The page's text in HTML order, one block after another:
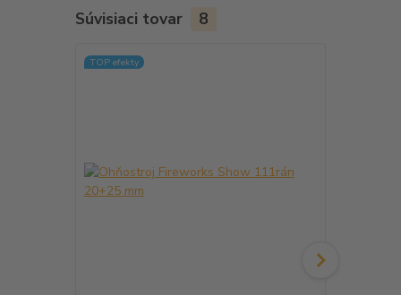
Súvisiaci tovar 8
TOP efekty